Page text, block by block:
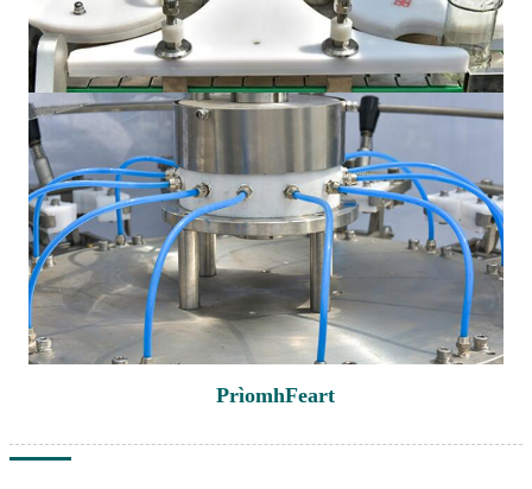
PrìomhFeart